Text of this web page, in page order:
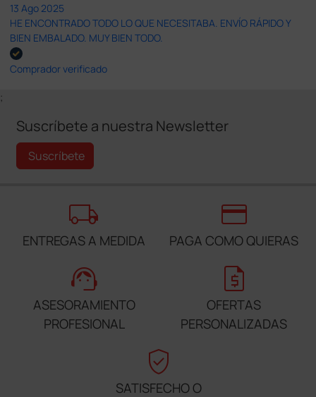
13 Ago 2025
HE ENCONTRADO TODO LO QUE NECESITABA. ENVÍO RÁPIDO Y
BIEN EMBALADO. MUY BIEN TODO.
Comprador verificado
;
Suscríbete a nuestra Newsletter
Suscríbete
local_shipping
ENTREGAS A MEDIDA
credit_card
PAGA COMO QUIERAS
support_agent
ASESORAMIENTO
PROFESIONAL
request_quote
OFERTAS
PERSONALIZADAS
verified_user
SATISFECHO O